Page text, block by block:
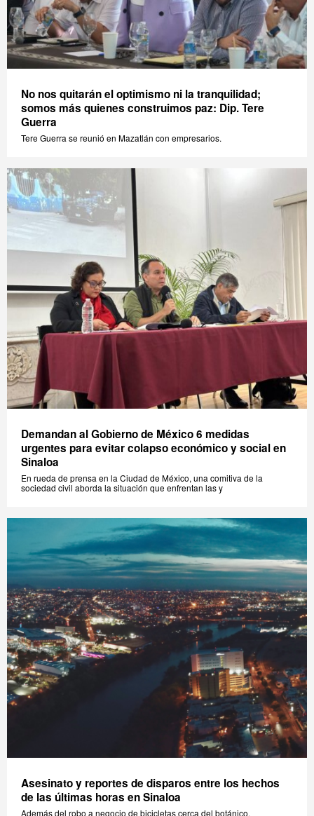
No nos quitarán el optimismo ni la tranquilidad;
somos más quienes construimos paz: Dip. Tere
Guerra
Tere Guerra se reunió en Mazatlán con empresarios.
Demandan al Gobierno de México 6 medidas
urgentes para evitar colapso económico y social en
Sinaloa
En rueda de prensa en la Ciudad de México, una comitiva de la
sociedad civil aborda la situación que enfrentan las y
Asesinato y reportes de disparos entre los hechos
de las últimas horas en Sinaloa
Además del robo a negocio de bicicletas cerca del botánico.